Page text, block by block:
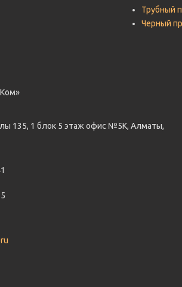
Трубный
Черный
135, 1 блок 5 этаж офис №5К, Алматы,